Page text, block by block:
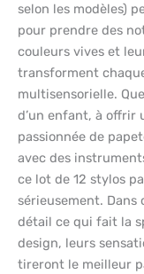
selon les modèles)
pour prendre des
couleurs vives et
transforment
multisensorielle.
d’un enfant, à offrir
passionnée de
avec des
ce lot de 12 stylos
sérieusement. Dans
détail ce qui fait la
design, leurs
tireront le meilleur